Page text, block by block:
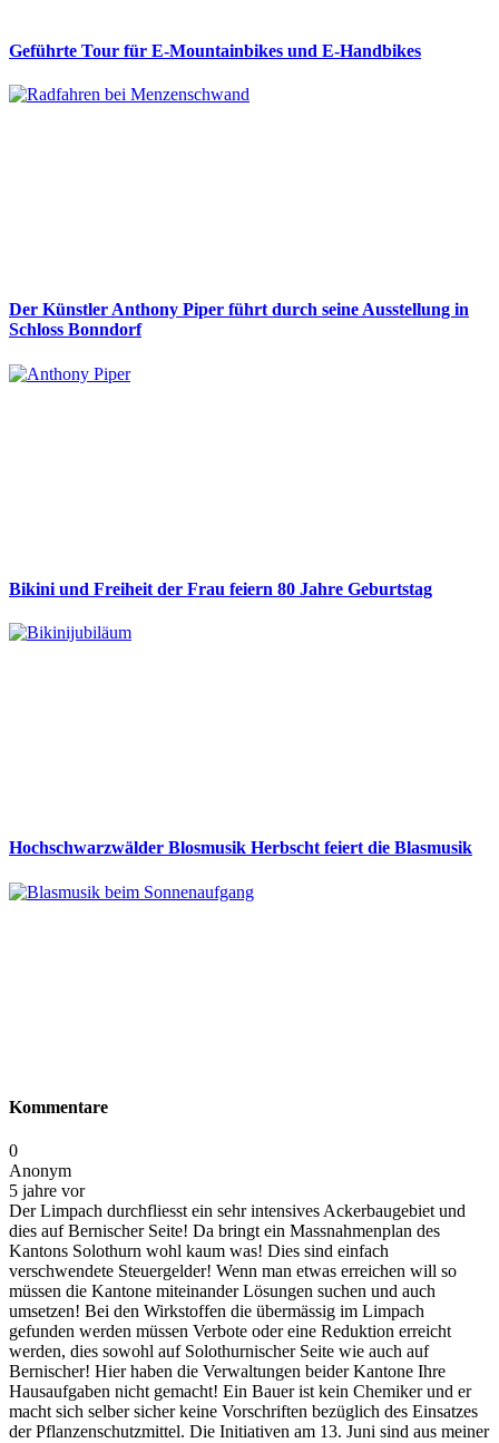
Geführte Tour für E-Mountainbikes und E-Handbikes
Der Künstler Anthony Piper führt durch seine Ausstellung in
Schloss Bonndorf
Bikini und Freiheit der Frau feiern 80 Jahre Geburtstag
Hochschwarzwälder Blosmusik Herbscht feiert die Blasmusik
Kommentare
0
Anonym
5 jahre vor
Der Limpach durchfliesst ein sehr intensives Ackerbaugebiet und
dies auf Bernischer Seite! Da bringt ein Massnahmenplan des
Kantons Solothurn wohl kaum was! Dies sind einfach
verschwendete Steuergelder! Wenn man etwas erreichen will so
müssen die Kantone miteinander Lösungen suchen und auch
umsetzen! Bei den Wirkstoffen die übermässig im Limpach
gefunden werden müssen Verbote oder eine Reduktion erreicht
werden, dies sowohl auf Solothurnischer Seite wie auch auf
Bernischer! Hier haben die Verwaltungen beider Kantone Ihre
Hausaufgaben nicht gemacht! Ein Bauer ist kein Chemiker und er
macht sich selber sicher keine Vorschriften bezüglich des Einsatzes
der Pflanzenschutzmittel. Die Initiativen am 13. Juni sind aus meiner